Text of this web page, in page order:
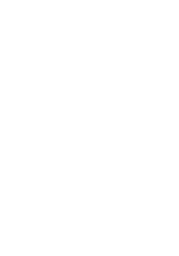
hinzufügen